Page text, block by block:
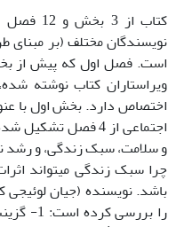
کتاب
نویسندگان مختلف (بر مبنای
است. فصل اول که پیش از
ویراستاران کتاب نوشته
اختصاص دارد. بخش اول با
اجتماعی از 4 فصل
و سلامت، سبک زندگی، و رشد
چرا سبک زندگی می­تواند
باشد. نویسنده (جیان لوئیجی
را